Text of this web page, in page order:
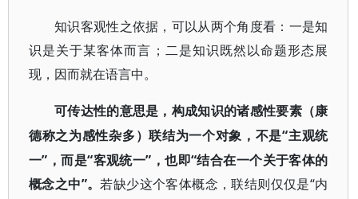
知识客观性之依据，可以从两个角度看：一是知
识是关于某客体而言；二是知识既然以命题形态展
现，因而就在语言中。
可传达性的意思是，构成知识的诸感性要素（康
德称之为感性杂多）联结为一个对象，不是“主观统
一”，而是“客观统一”，也即“结合在一个关于客体的
概念之中”。若缺少这个客体概念，联结则仅仅是“内